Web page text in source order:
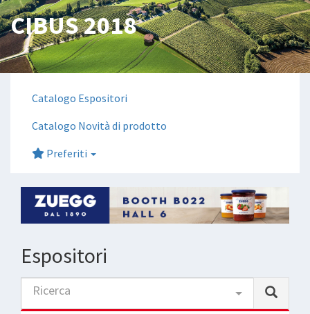
CIBUS 2018
Catalogo Espositori
Catalogo Novità di prodotto
Preferiti
Espositori
Ricerca